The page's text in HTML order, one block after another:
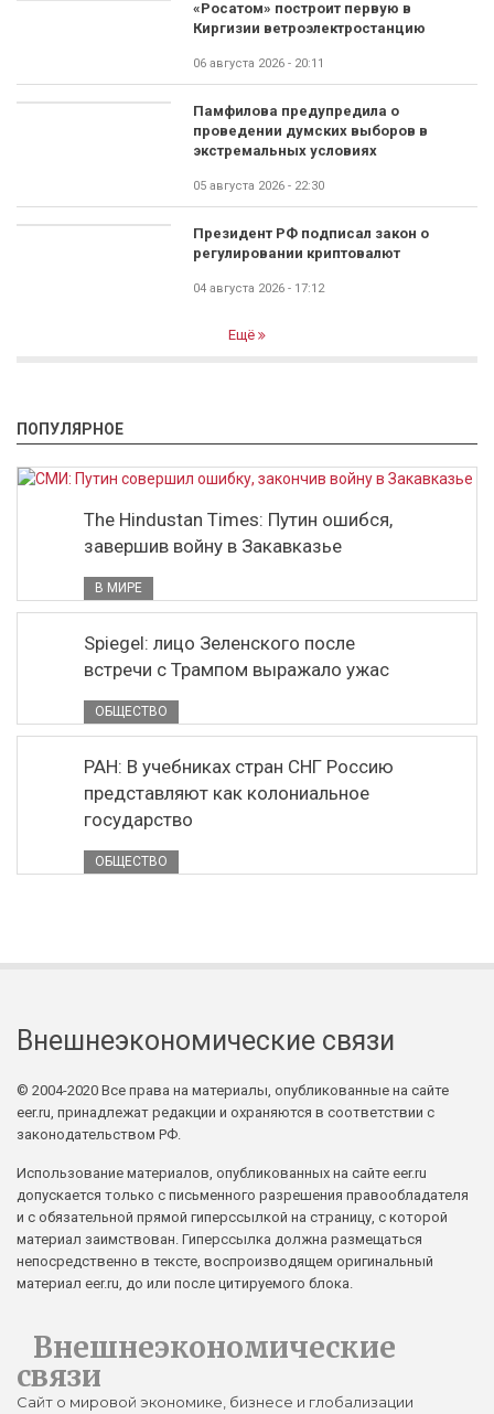
«Росатом» построит первую в
Киргизии ветроэлектростанцию
06 августа 2026 - 20:11
Памфилова предупредила о
проведении думских выборов в
экстремальных условиях
05 августа 2026 - 22:30
Президент РФ подписал закон о
регулировании криптовалют
04 августа 2026 - 17:12
Ещё
ПОПУЛЯРНОЕ
The Hindustan Times: Путин ошибся,
завершив войну в Закавказье
В МИРЕ
Spiegel: лицо Зеленского после
встречи с Трампом выражало ужас
ОБЩЕСТВО
РАН: В учебниках стран СНГ Россию
представляют как колониальное
государство
ОБЩЕСТВО
Внешнеэкономические связи
© 2004-2020 Все права на материалы, опубликованные на сайте
eer.ru, принадлежат редакции и охраняются в соответствии с
законодательством РФ.
Использование материалов, опубликованных на сайте eer.ru
допускается только с письменного разрешения правообладателя
и с обязательной прямой гиперссылкой на страницу, с которой
материал заимствован. Гиперссылка должна размещаться
непосредственно в тексте, воспроизводящем оригинальный
материал eer.ru, до или после цитируемого блока.
Внешнеэкономические
связи
Сайт о мировой экономике, бизнесе и глобализации